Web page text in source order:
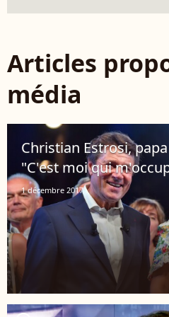
Articles
média
Christian Estrosi,
"C'est moi qui
1 décembre 2017